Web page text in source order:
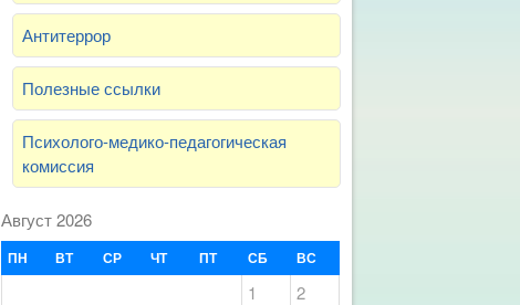
Антитеррор
Полезные ссылки
Психолого-медико-педагогическая
комиссия
Август 2026
ПН ВТ СР ЧТ ПТ СБ ВС
1
2